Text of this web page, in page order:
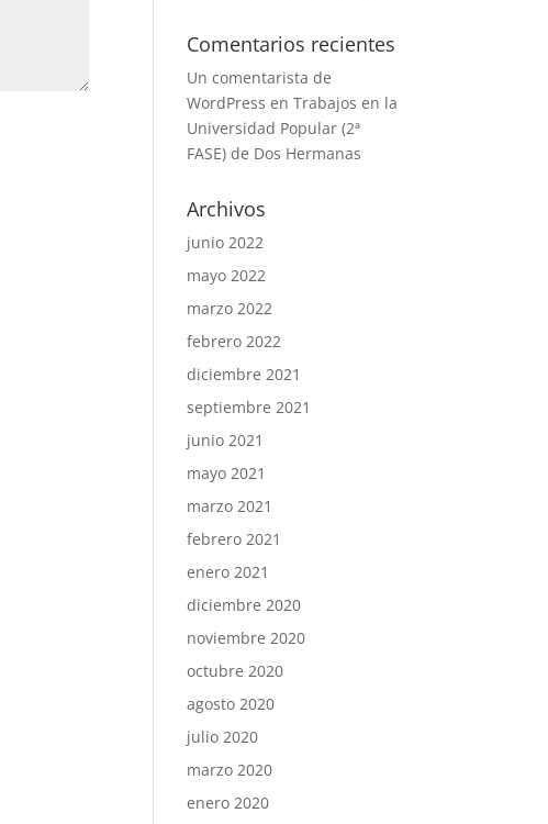
Comentarios recientes
Un comentarista de
WordPress enTrabajos en la
Universidad Popular (2ª
FASE) de Dos Hermanas
Archivos
junio 2022
mayo 2022
marzo 2022
febrero 2022
diciembre 2021
septiembre 2021
junio 2021
mayo 2021
marzo 2021
febrero 2021
enero 2021
diciembre 2020
noviembre 2020
octubre 2020
agosto 2020
julio 2020
marzo 2020
enero 2020